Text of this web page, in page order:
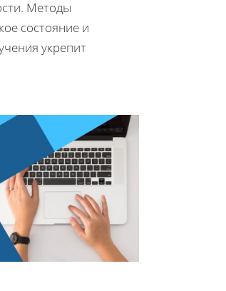
Методы
состояние и
укрепит